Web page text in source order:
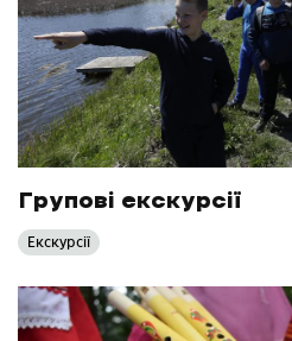
Групові екскурсії
Екскурсії